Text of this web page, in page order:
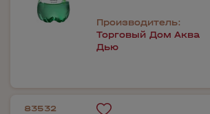
Производитель:
Торговый Дом Аква
Дью
83532